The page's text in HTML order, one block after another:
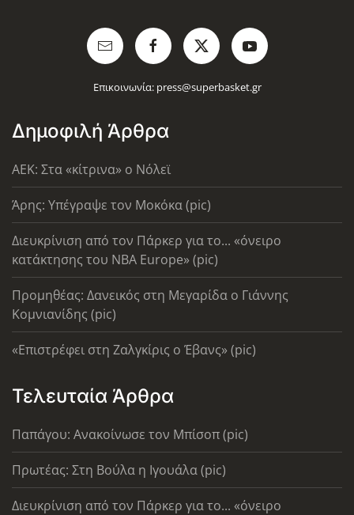
Επικοινωνία: press@superbasket.gr
Δημοφιλή Άρθρα
AEK: Στα «κίτρινα» ο Νόλεϊ
Άρης: Υπέγραψε τον Μοκόκα (pic)
Διευκρίνιση από τον Πάρκερ για το... «όνειρο
κατάκτησης του ΝΒΑ Europe» (pic)
Προμηθέας: Δανεικός στη Μεγαρίδα ο Γιάννης
Κομνιανίδης (pic)
«Επιστρέφει στη Ζαλγκίρις ο Έβανς» (pic)
Τελευταία Άρθρα
Παπάγου: Ανακοίνωσε τον Μπίσοπ (pic)
Πρωτέας: Στη Βούλα η Ιγουάλα (pic)
Διευκρίνιση από τον Πάρκερ για το... «όνειρο